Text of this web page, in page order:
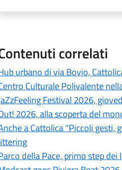
correlati
urbano di via Bovio,
Culturale Polivalente
Festival 2026,
2026, alla scoperta del
a Cattolica “Piccoli gesti,
della Pace, primo step